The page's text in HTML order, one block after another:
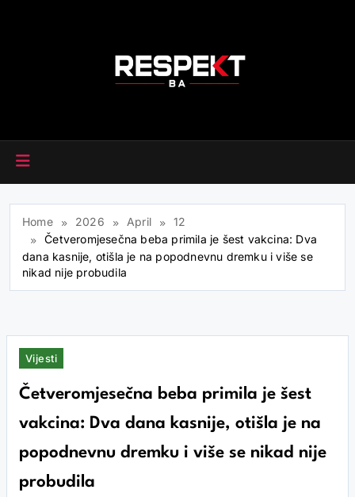
Home 2026 April
12
Četveromjesečna beba primila je šest vakcina: Dva
dana kasnije, otišla je na popodnevnu dremku i više se
nikad nije probudila
Vijesti
Četveromjesečna beba primila je šest
vakcina: Dva dana kasnije, otišla je na
popodnevnu dremku i više se nikad nije
probudila